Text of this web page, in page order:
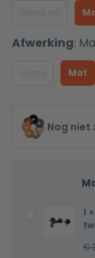
Afwerking:
Mat
Nog niet
Inbouw
1 ×
€